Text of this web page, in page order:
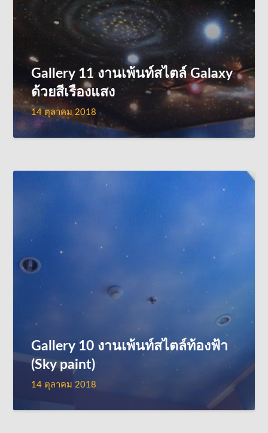
Gallery 11 งานเพ้นท์สไตล์ Galaxy
ด้วยสีเรืองแสง
14 ตุลาคม 2018
Gallery 10 งานเพ้นท์สไตล์ท้องฟ้า
(Sky paint)
14 ตุลาคม 2018